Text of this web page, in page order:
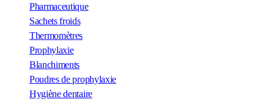
Pharmaceutique
Sachets froids
Thermomètres
Prophylaxie
Blanchiments
Poudres de prophylaxie
Hygiène dentaire